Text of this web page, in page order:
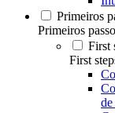
Primeiros
Primeiros
First
First
de